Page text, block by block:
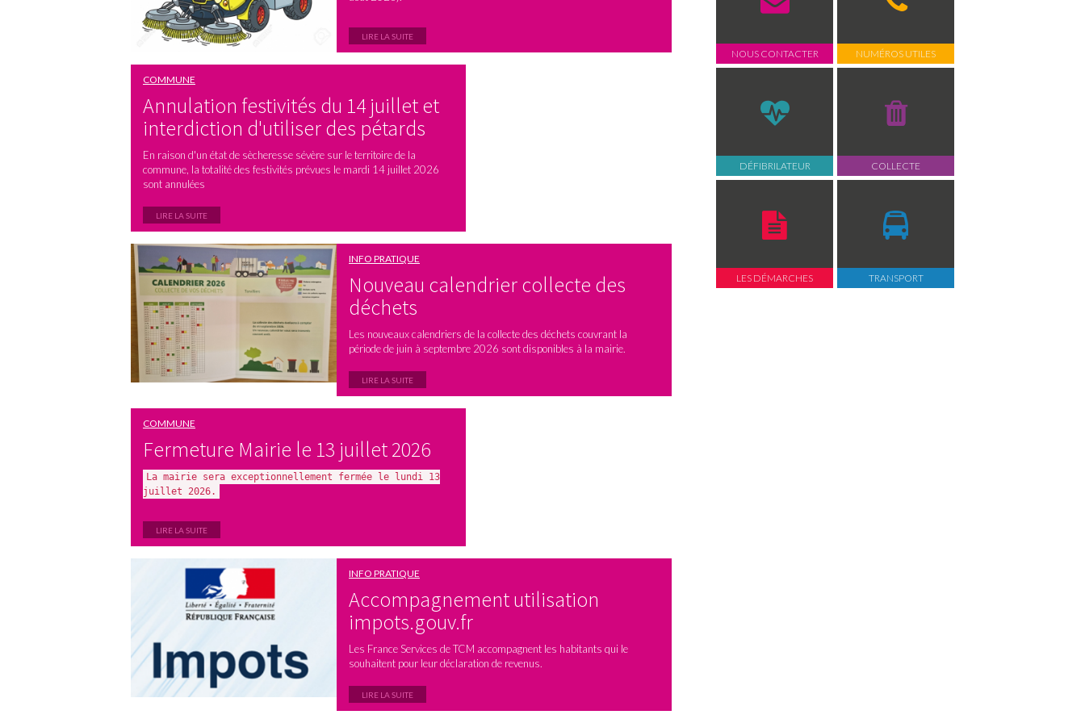
LIRE LA SUITE
COMMUNE
Annulation festivités du 14 juillet et
interdiction d'utiliser des pétards
En raison d'un état de sècheresse sévère sur le territoire de la
commune, la totalité des festivités prévues le mardi 14 juillet 2026
sont annulées
LIRE LA SUITE
INFO PRATIQUE
Nouveau calendrier collecte des
déchets
Les nouveaux calendriers de la collecte des déchets couvrant la
période de juin à septembre 2026 sont disponibles à la mairie.
LIRE LA SUITE
COMMUNE
Fermeture Mairie le 13 juillet 2026
La mairie sera exceptionnellement fermée le lundi 13
juillet 2026.
LIRE LA SUITE
INFO PRATIQUE
Accompagnement utilisation
impots.gouv.fr
Les France Services de TCM accompagnent les habitants qui le
souhaitent pour leur déclaration de revenus.
LIRE LA SUITE
NOUS CONTACTER NUMÉROS UTILES
DÉFIBRILATEUR COLLECTE
LES DÉMARCHES TRANSPORT